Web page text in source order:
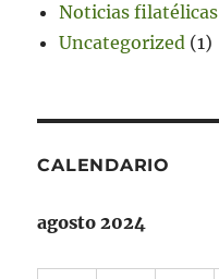
Noticias filatélicas
Uncategorized (1)
CALENDARIO
agosto 2024